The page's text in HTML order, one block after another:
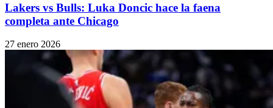
Lakers vs Bulls: Luka Doncic hace la faena
completa ante Chicago
27 enero 2026